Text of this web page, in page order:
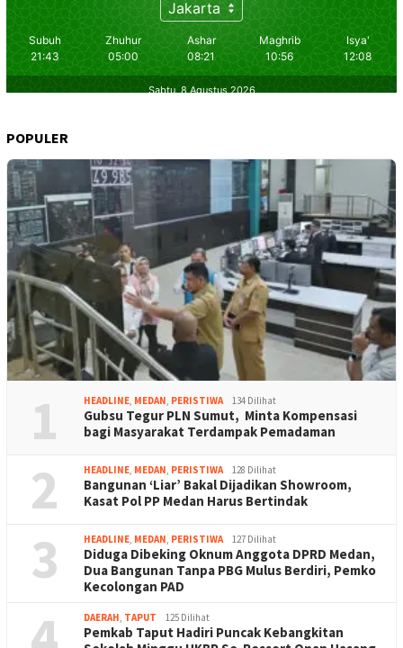
POPULER
1 HEADLINE MEDAN PERISTIWA 134 Dilihat
Gubsu Tegur PLN Sumut, Minta Kompensasi
bagi Masyarakat Terdampak Pemadaman
2 HEADLINE MEDAN PERISTIWA 128 Dilihat
Bangunan ‘Liar’ Bakal Dijadikan Showroom,
Kasat Pol PP Medan Harus Bertindak
3 HEADLINE MEDAN PERISTIWA 127 Dilihat
Diduga Dibeking Oknum Anggota DPRD Medan,
Dua Bangunan Tanpa PBG Mulus Berdiri, Pemko
Kecolongan PAD
DAERAH TAPUT 125 Dilihat
Pemkab Taput Hadiri Puncak Kebangkitan